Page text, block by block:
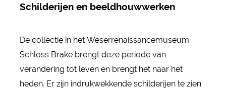
Schilderijen en beeldhouwwerken
De collectie in het Weserrenaissancemuseum
Schloss Brake brengt deze periode van
verandering tot leven en brengt het naar het
heden. Er zijn indrukwekkende schilderijen te zien